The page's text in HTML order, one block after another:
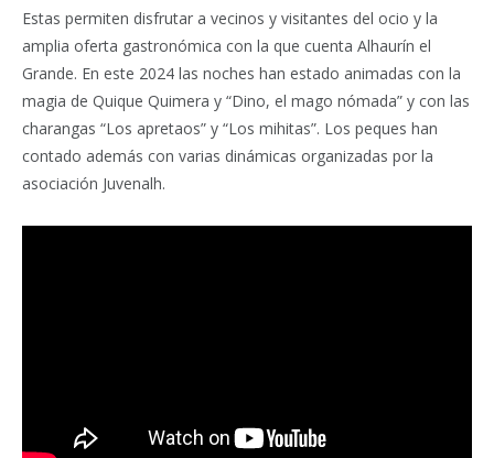
Estas permiten disfrutar a vecinos y visitantes del ocio y la
amplia oferta gastronómica con la que cuenta Alhaurín el
Grande. En este 2024 las noches han estado animadas con la
magia de Quique Quimera y “Dino, el mago nómada” y con las
charangas “Los apretaos” y “Los mihitas”. Los peques han
contado además con varias dinámicas organizadas por la
asociación Juvenalh.